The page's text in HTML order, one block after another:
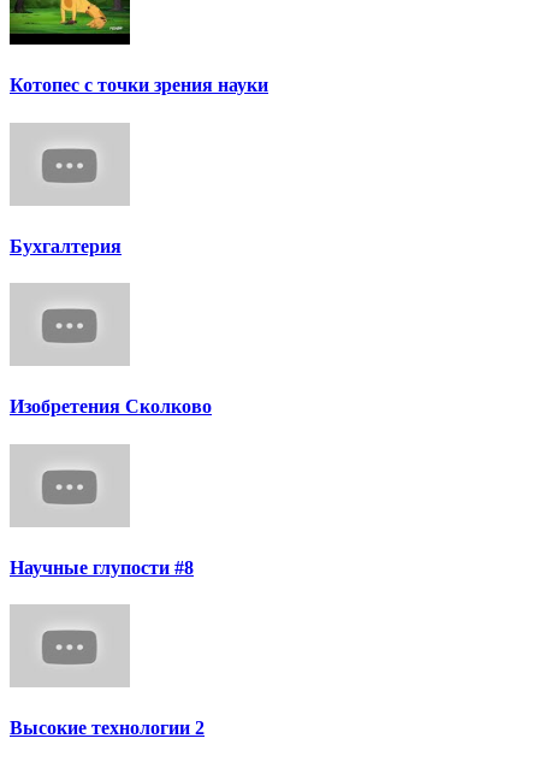
Котопес с точки зрения науки
Бухгалтерия
Изобретения Сколково
Научные глупости #8
Высокие технологии 2